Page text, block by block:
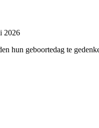
2026
hun geboortedag te